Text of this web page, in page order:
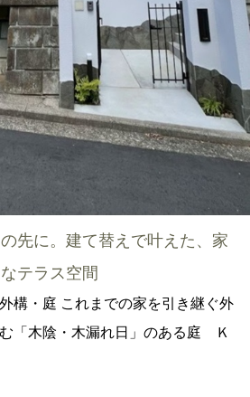
先に。建て替えで叶えた、家
テラス空間
構・庭 これまでの家を引き継ぐ外
「木陰・木漏れ日」のある庭 Ｋ